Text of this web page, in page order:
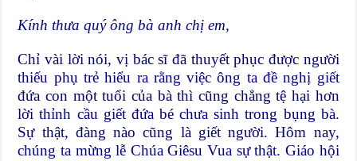
Kính thưa quý ông bà anh chị em,
Chỉ vài lời nói, vị bác sĩ đã thuyết phục được người
thiếu phụ trẻ hiểu ra rằng việc ông ta đề nghị giết
đứa con một tuổi của bà thì cũng chẳng tệ hại hơn
lời thỉnh cầu giết đứa bé chưa sinh trong bụng bà.
Sự thật, đàng nào cũng là giết người. Hôm nay,
chúng ta mừng lễ Chúa Giêsu Vua sự thật. Giáo hội